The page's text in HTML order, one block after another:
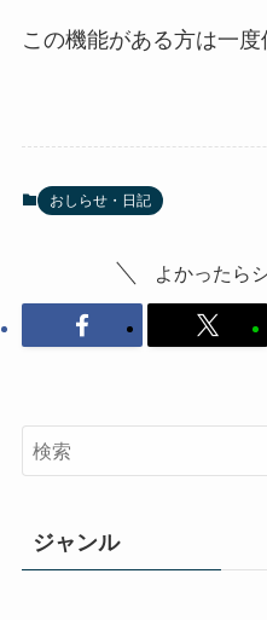
この機能がある方は一度
おしらせ・日記
よかったら
ジャンル